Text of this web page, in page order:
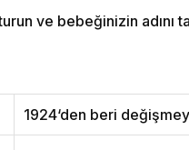
ve bebeğinizin adını
1924‘den beri